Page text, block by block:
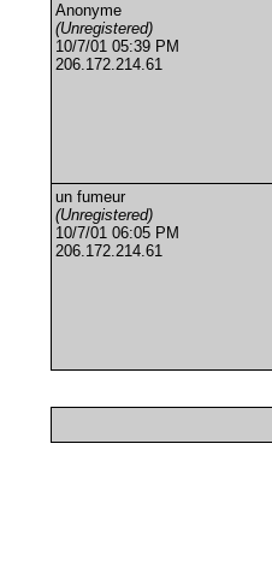
Anonyme
(Unregistered)
10/7/01 05:39 PM
206.172.214.61
un fumeur
(Unregistered)
10/7/01 06:05 PM
206.172.214.61